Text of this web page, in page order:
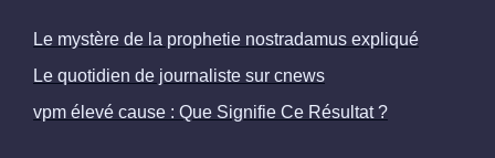
Le mystère de la prophetie nostradamus expliqué
Le quotidien de journaliste sur cnews
vpm élevé cause : Que Signifie Ce Résultat ?